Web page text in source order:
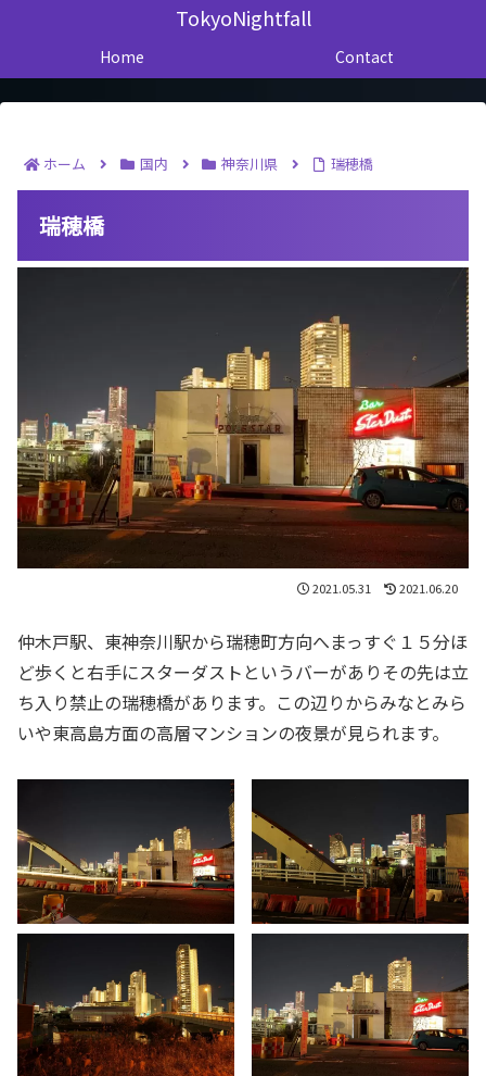
TokyoNightfall
Home Contact
ホーム 国内 神奈川県 瑞穂橋
瑞穂橋
2021.05.31 2021.06.20
仲木戸駅、東神奈川駅から瑞穂町方向へまっすぐ１５分ほ
ど歩くと右手にスターダストというバーがありその先は立
ち入り禁止の瑞穂橋があります。この辺りからみなとみら
いや東高島方面の高層マンションの夜景が見られます。